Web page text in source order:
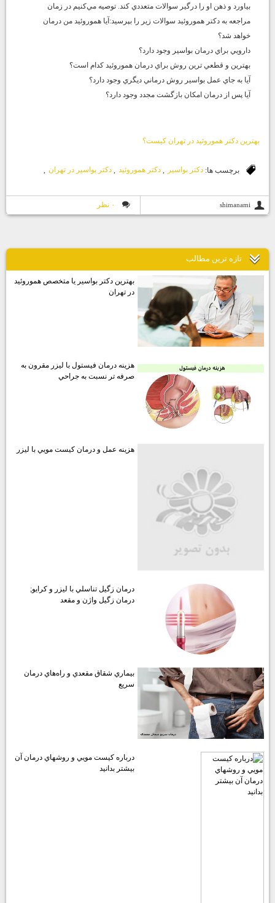
بياورد و ذهن او را درگير سوالات متعددي كند. توصيه مي‌كنيم در زمان
مراجعه به دكتر هموروئيد سوالات زير را بپرسيد:آيا هموروئيد من درمان
خواهد شد؟
دارويي براي درمان بواسير وجود دارد؟
بهترين و قطعي ترين روش براي درمان هموروئيد كدام است؟
آيا به جاي عمل بواسير روش درماني ديگري وجود دارد؟
آيا پس از درمان امكان بازگشت مجدد وجود دارد؟
بهترين دكتر هموروئيد در تهران كيست؟
برچسب ها: دكتر بواسير دكتر هموروئيد دكتر بواسير در تهران
shimanami ۰ نظر
تازه ترين مطالب
بهترين دكتر بواسير يا متخصص هموروئيد
در تهران
هزينه درمان فيستول با ليزر مقرون به
صرفه تر نسبت به جراحي
هزينه عمل و درمان كيست مويي با ليزر
درمان زگيل تناسلي با ليزر و كرايو;
درمان زگيل واژن و مقعد
بيماري شقاق مقعدي و راه‌هاي درمان
سريع
درباره كيست مويي و روشهاي درمان آن
بيشتر بدانيد